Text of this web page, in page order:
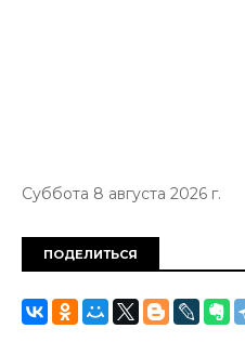
Суббота 8 августа 2026 г.
ПОДЕЛИТЬСЯ